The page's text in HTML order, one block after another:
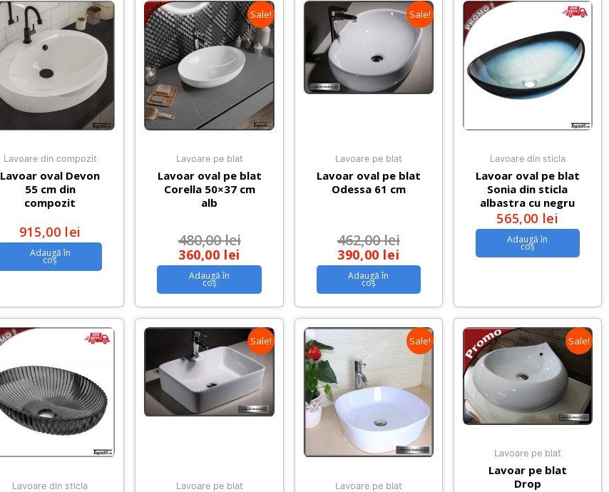
Lavoare din compozit
Lavoar oval Devon
55 cm din
compozit
915,00 lei
Adaugă în
coș
Sale!
Lavoare pe blat
Lavoar oval pe blat
Corella 50×37 cm
alb
480,00lei
360,00 lei
Adaugă în
coș
Sale!
Lavoare pe blat
Lavoar oval pe blat
Odessa 61 cm
462,00lei
390,00 lei
Adaugă în
coș
Lavoare din sticla
Lavoar oval pe blat
Sonia din sticla
albastra cu negru
565,00 lei
Adaugă în
coș
Lavoare din sticla
Sale!
Lavoare pe blat
Sale!
Lavoare pe blat
Sale!
Lavoare pe blat
Lavoar pe blat
Drop